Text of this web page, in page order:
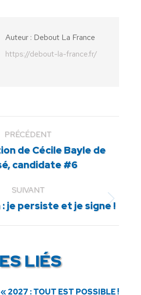
Auteur : Debout La France
https://debout-la-france.fr/
PRÉCÉDENT
Article
précédent
de Cécile Bayle de
candidate #6
SUIVANT
Article
:
je persiste et je signe !
LIÉS
« 2027 : TOUT EST POSSIBLE !